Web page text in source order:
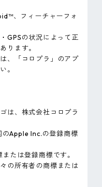
、フィーチャーフォ
GPSの状況によって正
ります。
、「コロプラ」のアプ
。
は、株式会社コロプラ
Apple Inc.の登録商標
たは登録商標です。
の所有者の商標または